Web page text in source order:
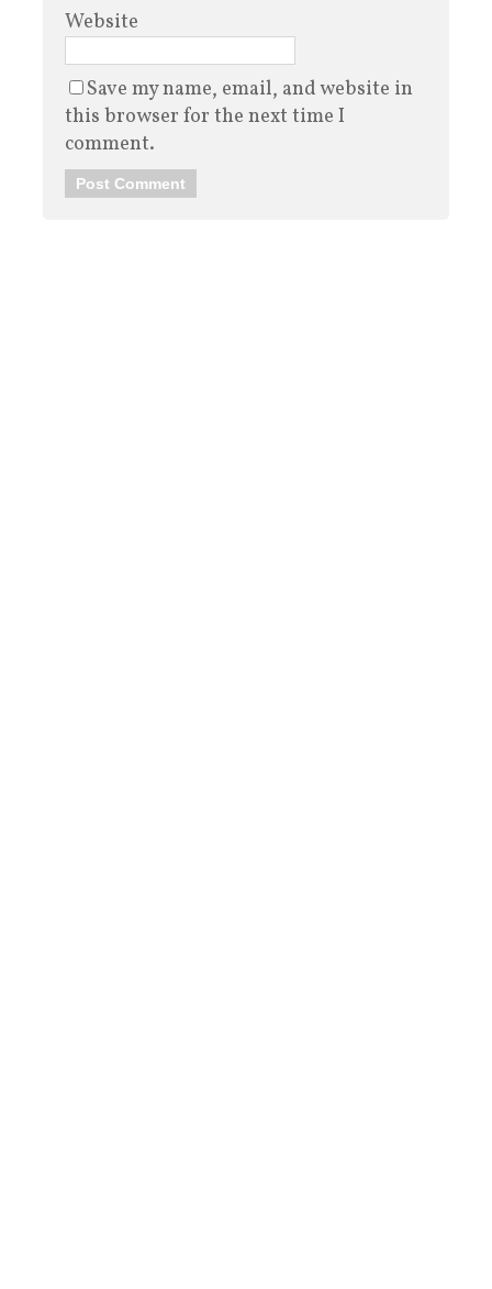
Website
Save my name, email, and website in
this browser for the next time I
comment.